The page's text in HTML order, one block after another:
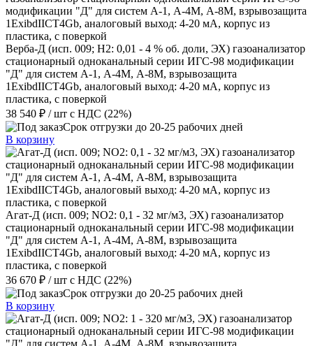
Верба-Д (исп. 009; Н2: 0,01 - 4 % об. доли, ЭХ) газоанализатор
стационарный одноканальный серии ИГС-98 модификации
"Д" для систем А-1, А-4М, А-8М, взрывозащита
1ExibdIICT4Gb, аналоговый выход: 4-20 мА, корпус из
пластика, с поверкой
38 540 ₽ / шт с НДС (22%)
Срок отгрузки до 20-25 рабочих дней
В корзину
Агат-Д (исп. 009; NO2: 0,1 - 32 мг/м3, ЭХ) газоанализатор
стационарный одноканальный серии ИГС-98 модификации
"Д" для систем А-1, А-4М, А-8М, взрывозащита
1ExibdIICT4Gb, аналоговый выход: 4-20 мА, корпус из
пластика, с поверкой
36 670 ₽ / шт с НДС (22%)
Срок отгрузки до 20-25 рабочих дней
В корзину